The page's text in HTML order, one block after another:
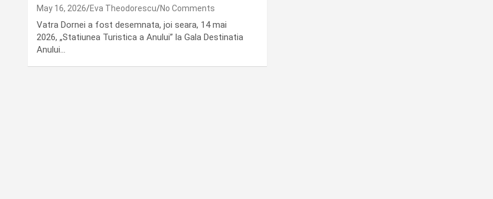
May 16, 2026 Eva Theodorescu No Comments
Vatra Dornei a fost desemnata, joi seara, 14 mai
2026, „Statiunea Turistica a Anului” la Gala Destinatia
Anului…